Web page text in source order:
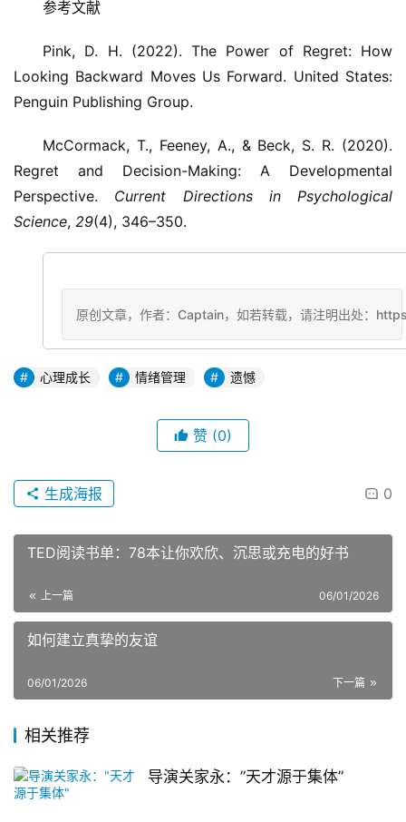
参考文献
Pink, D. H. (2022). The Power of Regret: How
Looking Backward Moves Us Forward. United States:
Penguin Publishing Group.
McCormack, T., Feeney, A., & Beck, S. R. (2020).
Regret and Decision-Making: A Developmental
Perspective. Current Directions in Psychological
Science, 29(4), 346–350.
原创文章，作者：Captain，如若转载，请注明出处：
心理成长 情绪管理 遗憾
赞 (0)
0
生成海报
TED阅读书单：78本让你欢欣、沉思或充电的好书
上一篇 06/01/2026
如何建立真挚的友谊
下一篇
06/01/2026
相关推荐
导演关家永：”天才源于集体”